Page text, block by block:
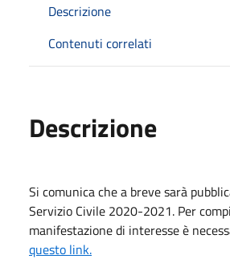
Descrizione
Contenuti correlati
Descrizione
Si comunica che a breve sarà
Servizio Civile 2020-2021. Per
manifestazione di interesse è
questo link.